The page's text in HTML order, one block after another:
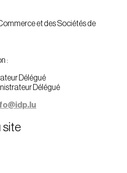
et des Sociétés de
:
Délégué
Délégué
site